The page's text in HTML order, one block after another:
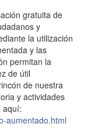
gratuita de
y
la utilización
y las
permitan la
de útil
de nuestra
y actividades
aquí:
aumentado.html